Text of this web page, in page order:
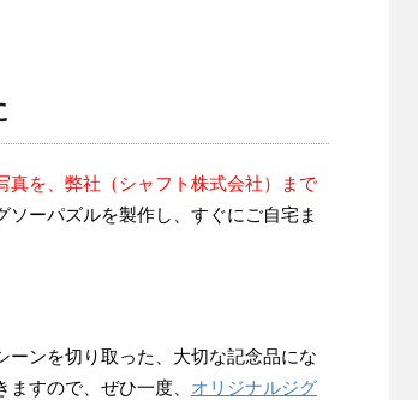
真を、弊社（シャフト株式会社）まで
ーパズルを製作し、すぐにご自宅ま
ーンを切り取った、大切な記念品にな
すので、ぜひ一度、 オリジナルジグ